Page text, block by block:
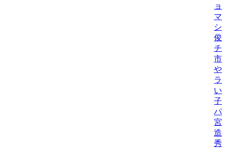
ョ
マ
シ
俊
チ
市
や
ラ
い
子/
パ
宮
造/
秀